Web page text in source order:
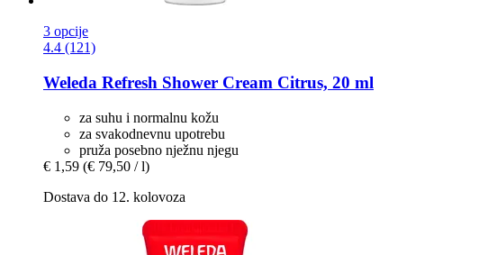
3 opcije
4.4 (121)
Weleda Refresh Shower Cream Citrus, 20 ml
za suhu i normalnu kožu
za svakodnevnu upotrebu
pruža posebno nježnu njegu
€ 1,59 (€ 79,50 / l)
Dostava do 12. kolovoza